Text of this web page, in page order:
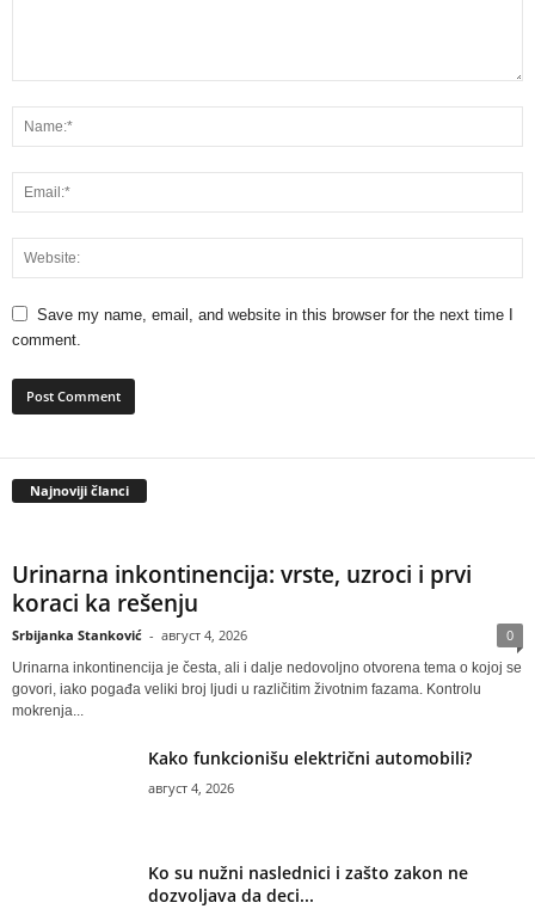
Save my name, email, and website in this browser for the next time I
comment.
Najnoviji članci
Urinarna inkontinencija: vrste, uzroci i prvi
koraci ka rešenju
Srbijanka Stanković - август 4, 2026 0
Urinarna inkontinencija je česta, ali i dalje nedovoljno otvorena tema o kojoj se
govori, iako pogađa veliki broj ljudi u različitim životnim fazama. Kontrolu
mokrenja...
Kako funkcionišu električni automobili?
август 4, 2026
Ko su nužni naslednici i zašto zakon ne
dozvoljava da deci...